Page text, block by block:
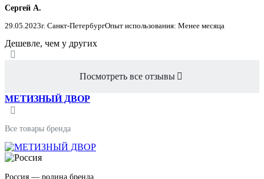
Сергей А.
29.05.2023г. Санкт-ПетербургОпыт использования: Менее месяца
Дешевле, чем у других
Посмотреть все отзывы
МЕТИЗНЫЙ ДВОР
Все товары бренда
Россия — родина бренда